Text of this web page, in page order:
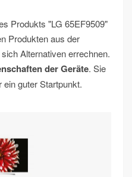
Produkts "LG 65EF9509"
Produkten aus der
Alternativen errechnen.
der Geräte. Sie
guter Startpunkt.